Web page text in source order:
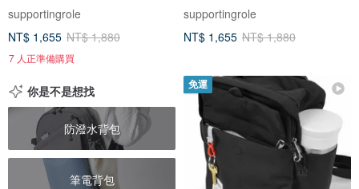
supportingrole
NT$ 1,655 NT$ 1,880
7 人正準備購買
supportingrole
NT$ 1,655 NT$ 1,880
你是不是想找
防潑水背包
筆電背包
免運